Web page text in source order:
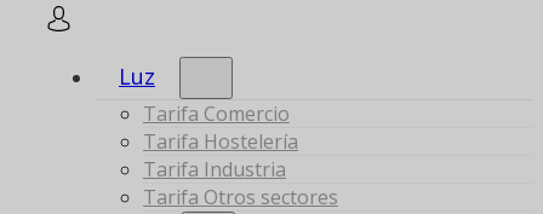
Luz
Tarifa Comercio
Tarifa Hostelería
Tarifa Industria
Tarifa Otros sectores